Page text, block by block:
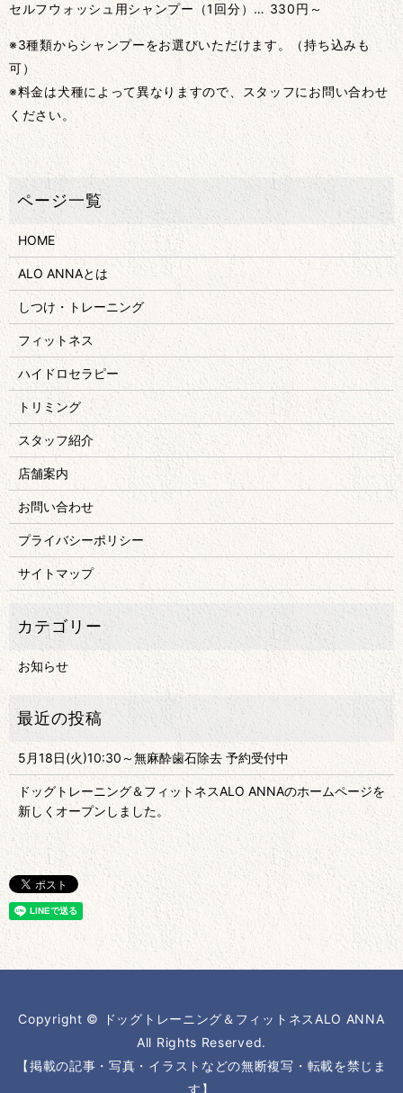
セルフウォッシュ用シャンプー（1回分）… 330円～
※3種類からシャンプーをお選びいただけます。（持ち込みも
可）
※料金は犬種によって異なりますので、スタッフにお問い合わせ
ください。
HOME
ALO ANNAとは
しつけ・トレーニング
フィットネス
ハイドロセラピー
トリミング
スタッフ紹介
店舗案内
お問い合わせ
プライバシーポリシー
サイトマップ
お知らせ
5月18日(火)10:30～無麻酔歯石除去 予約受付中
ドッグトレーニング＆フィットネスALO ANNAのホームページを
新しくオープンしました。
Copyright © ドッグトレーニング＆フィットネスALO ANNA
All Rights Reserved.
【掲載の記事・写真・イラストなどの無断複写・転載を禁じま
す】